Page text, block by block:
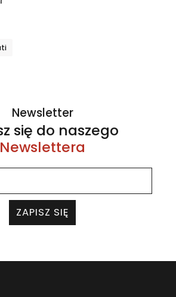
Newsletter
się do naszego
Newslettera
ZAPISZ SIĘ